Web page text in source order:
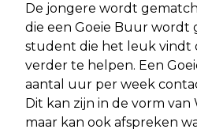
De jongere wordt
die een Goeie Buur wordt
student die het leuk vindt
verder te helpen. Een
aantal uur per week
Dit kan zijn in de vorm
maar kan ook afspreken